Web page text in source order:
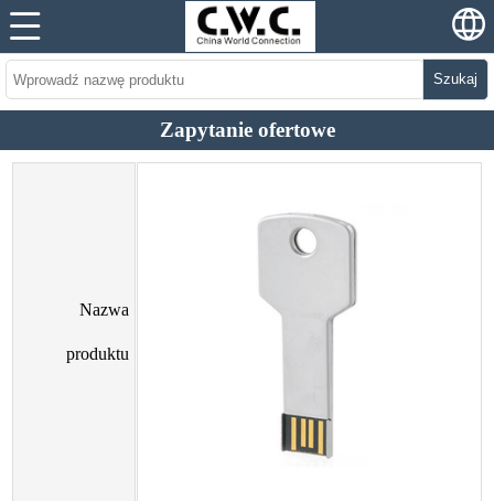
Szukaj
Zapytanie ofertowe
Nazwa
produktu